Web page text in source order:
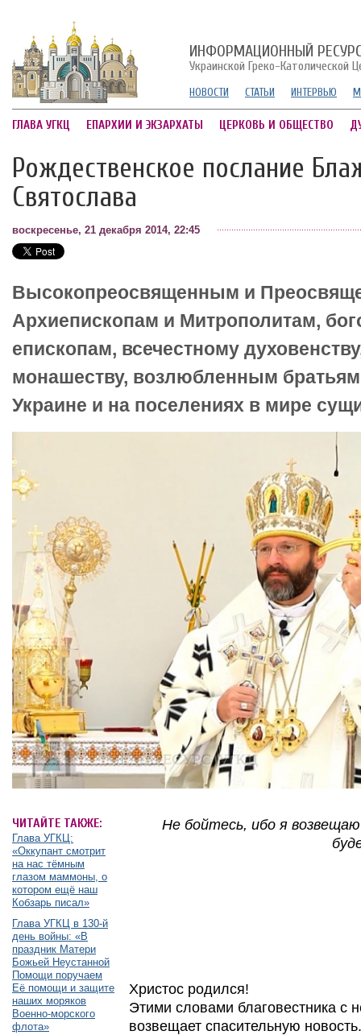
ИНФОРМАЦИОННЫЙ
Украинской Греко-Католической
НОВОСТИ СТАТЬИ ИНТЕРВЬЮ
ГЛАВА УГКЦ ЕПАРХИИ И ЭКЗАРХАТЫ ЦЕРКОВЬ И ОБЩЕСТВО
Рождественское послание
Святослава
воскресенье, 21 декабря 2014, 22:45
Высокопреосвященным и
Архиепископам и Митрополитам,
епископам, всечестному
монашеству, возлюбленным
Украине и на поселениях в мире
ЧИТАЙТЕ ТАКЖЕ:
Глава УГКЦ:
«Оккупант смотрит
на нас тёмным
глазом маммоны, о
котором ещё наш
Кобзарь писал»
Глава УГКЦ в 130-й
день войны: «В
праздник Матери
Божьей Неустанной
Помощи поручаем
Её помощи и защите
наших моряков
Военно-морского
флота»
Не бойтесь, ибо я
Христос родился!
Этими словами благовестника с
возвещает спасительную